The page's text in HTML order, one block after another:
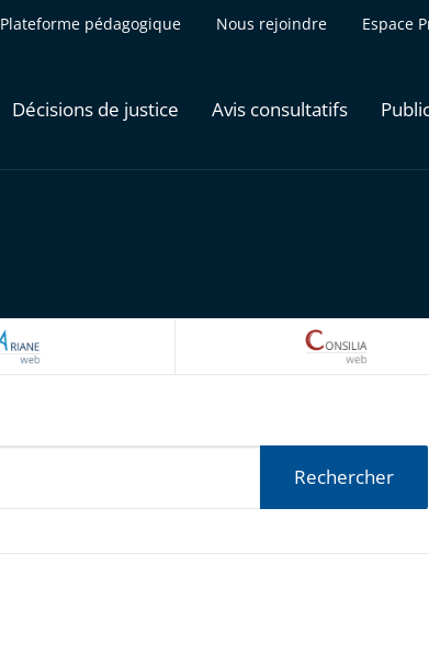
Plateforme pédagogique Nous rejoindre Espace
Décisions de justice Avis consultatifs
ARIANEWEB
Rechercher